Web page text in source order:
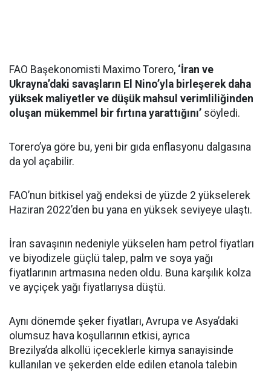
FAO Başekonomisti Maximo Torero, ‘İran ve
Ukrayna’daki savaşların El Nino’yla birleşerek daha
yüksek maliyetler ve düşük mahsul verimliliğinden
oluşan mükemmel bir fırtına yarattığını’ söyledi.
Torero’ya göre bu, yeni bir gıda enflasyonu dalgasına
da yol açabilir.
FAO’nun bitkisel yağ endeksi de yüzde 2 yükselerek
Haziran 2022’den bu yana en yüksek seviyeye ulaştı.
İran savaşının nedeniyle yükselen ham petrol fiyatları
ve biyodizele güçlü talep, palm ve soya yağı
fiyatlarının artmasına neden oldu. Buna karşılık kolza
ve ayçiçek yağı fiyatlarıysa düştü.
Aynı dönemde şeker fiyatları, Avrupa ve Asya’daki
olumsuz hava koşullarının etkisi, ayrıca
Brezilya’da alkollü içeceklerle kimya sanayisinde
kullanılan ve şekerden elde edilen etanola talebin